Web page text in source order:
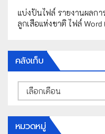
แบ่งปันไฟล์ รายงานผลก
ลูกเสือแห่งชาติ ไฟล์ Word
คลังเก็บ
คลัง
เก็บ
หมวดหมู่